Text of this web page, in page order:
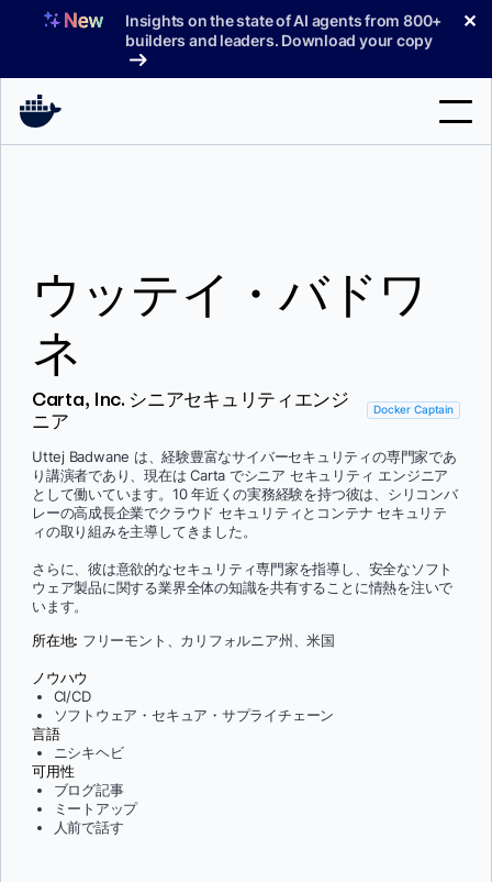
へ
Insights on the state of AI agents from 800+
builders and leaders. Download your copy
✕
料金プラン
ブログ
ドキュメント
サインイン
ウッテイ・バドワ
ネ
Carta, Inc. シニアセキュリティエンジ
ニア
Docker Captain
Uttej Badwane は、経験豊富なサイバーセキュリティの専門家であ
り講演者であり、現在は Carta でシニア セキュリティ エンジニア
として働いています。10 年近くの実務経験を持つ彼は、シリコンバ
レーの高成長企業でクラウド セキュリティとコンテナ セキュリテ
ィの取り組みを主導してきました。
さらに、彼は意欲的なセキュリティ専門家を指導し、安全なソフト
ウェア製品に関する業界全体の知識を共有することに情熱を注いで
います。
所在地: フリーモント、カリフォルニア州、米国
ノウハウ
CI/CD
ソフトウェア・セキュア・サプライチェーン
言語
ニシキヘビ
可用性
ブログ記事
ミートアップ
人前で話す